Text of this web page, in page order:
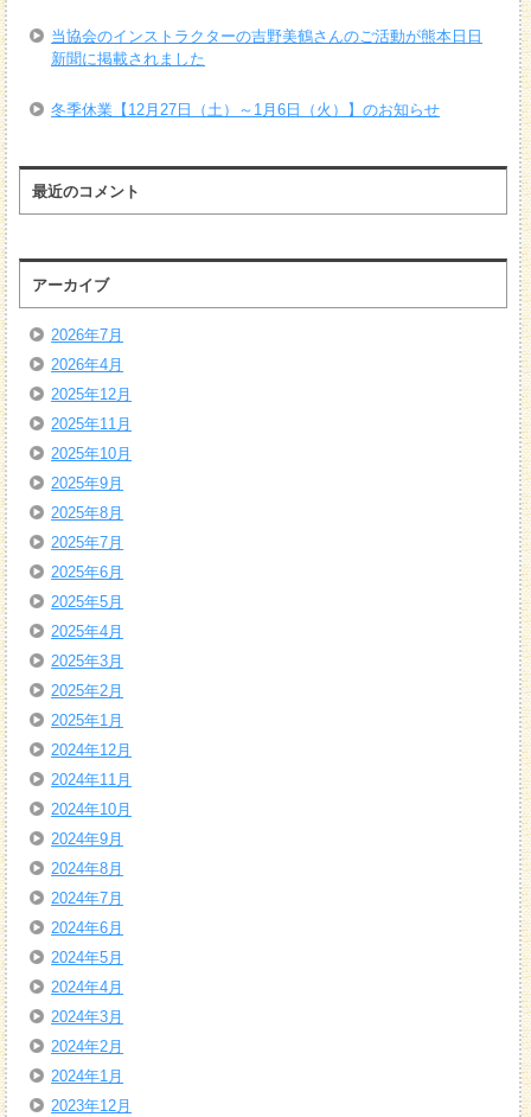
当協会のインストラクターの吉野美鶴さんのご活動が熊本日日
新聞に掲載されました
冬季休業【12月27日（土）～1月6日（火）】のお知らせ
最近のコメント
アーカイブ
2026年7月
2026年4月
2025年12月
2025年11月
2025年10月
2025年9月
2025年8月
2025年7月
2025年6月
2025年5月
2025年4月
2025年3月
2025年2月
2025年1月
2024年12月
2024年11月
2024年10月
2024年9月
2024年8月
2024年7月
2024年6月
2024年5月
2024年4月
2024年3月
2024年2月
2024年1月
2023年12月